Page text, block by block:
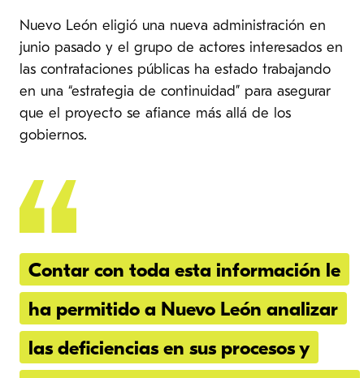
Nuevo León eligió una nueva administración en
junio pasado y el grupo de actores interesados en
las contrataciones públicas ha estado trabajando
en una “estrategia de continuidad” para asegurar
que el proyecto se afiance más allá de los
gobiernos.
Contar con toda esta información le
ha permitido a Nuevo León analizar
las deficiencias en sus procesos y